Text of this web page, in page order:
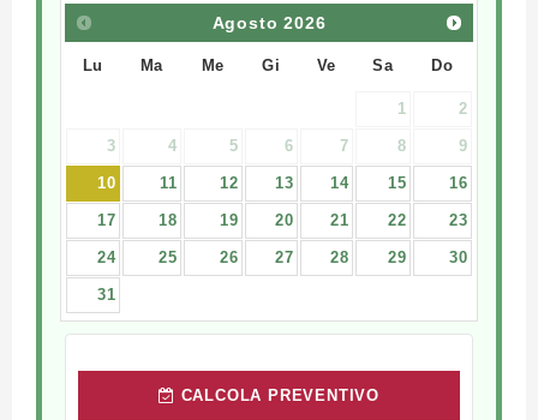
Agosto 2026
Lu Ma Me Gi Ve Sa Do
1 2
3 4 5 6 7 8 9
10 11 12 13 14 15 16
17 18 19 20 21 22 23
24 25 26 27 28 29 30
31
CALCOLA PREVENTIVO